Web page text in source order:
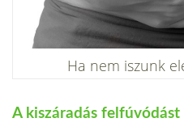
Ha nem iszunk
A kiszáradás felfúvódást